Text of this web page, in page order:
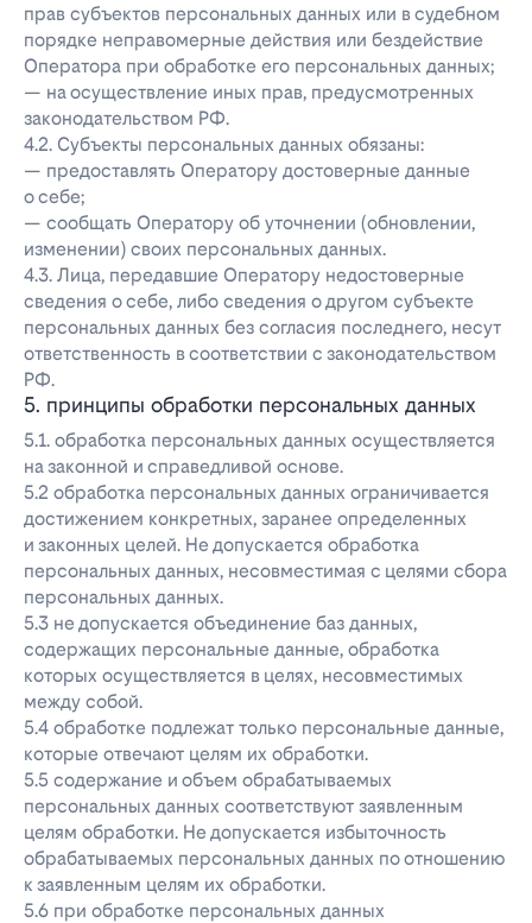
прав субъектов персональных данных или в судебном
порядке неправомерные действия или бездействие
Оператора при обработке его персональных данных;
— на осуществление иных прав, предусмотренных
законодательством РФ.
4.2. Субъекты персональных данных обязаны:
— предоставлять Оператору достоверные данные
о себе;
— сообщать Оператору об уточнении (обновлении,
изменении) своих персональных данных.
4.3. Лица, передавшие Оператору недостоверные
сведения о себе, либо сведения о другом субъекте
персональных данных без согласия последнего, несут
ответственность в соответствии с законодательством
РФ.
5. принципы обработки персональных данных
5.1. обработка персональных данных осуществляется
на законной и справедливой основе.
5.2 обработка персональных данных ограничивается
достижением конкретных, заранее определенных
и законных целей. Не допускается обработка
персональных данных, несовместимая с целями сбора
персональных данных.
5.3 не допускается объединение баз данных,
содержащих персональные данные, обработка
которых осуществляется в целях, несовместимых
между собой.
5.4 обработке подлежат только персональные данные,
которые отвечают целям их обработки.
5.5 содержание и объем обрабатываемых
персональных данных соответствуют заявленным
целям обработки. Не допускается избыточность
обрабатываемых персональных данных по отношению
к заявленным целям их обработки.
5.6 при обработке персональных данных